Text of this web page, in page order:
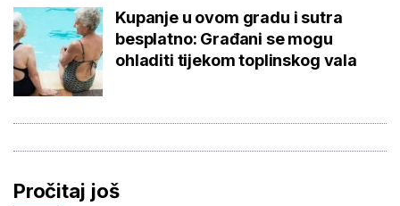
Kupanje u ovom gradu i sutra
besplatno: Građani se mogu
ohladiti tijekom toplinskog vala
Pročitaj još